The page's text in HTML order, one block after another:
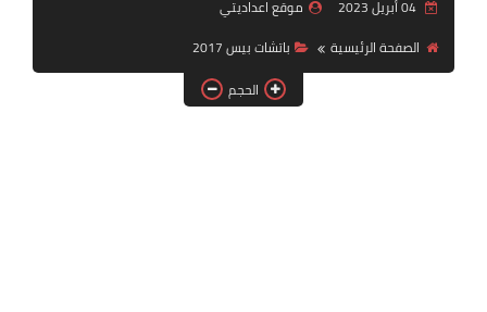
بلايستيشن PS2موقع اعداديتي
الصفحة الرئيسية
باتشات بيس 2017
الحجم